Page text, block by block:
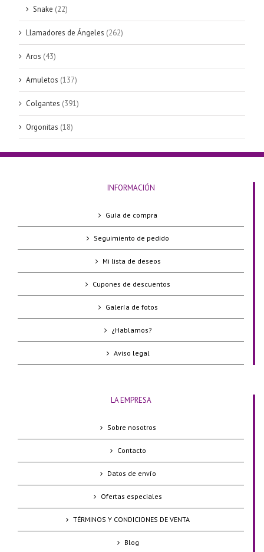
Snake (22)
Llamadores de Ángeles (262)
Aros (43)
Amuletos (137)
Colgantes (391)
Orgonitas (18)
INFORMACIÓN
Guía de compra
Seguimiento de pedido
Mi lista de deseos
Cupones de descuentos
Galería de fotos
¿Hablamos?
Aviso legal
LA EMPRESA
Sobre nosotros
Contacto
Datos de envío
Ofertas especiales
TÉRMINOS Y CONDICIONES DE VENTA
Blog